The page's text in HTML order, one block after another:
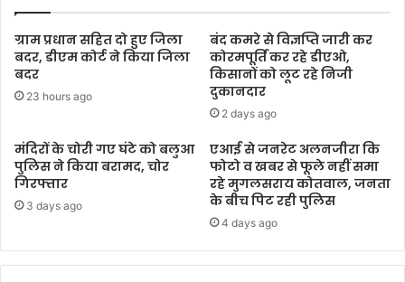
ग्राम प्रधान सहित दो हुए जिला
बदर, डीएम कोर्ट ने किया जिला
बदर
23 hours ago
बंद कमरे से विज्ञप्ति जारी कर
कोरमपूर्ति कर रहे डीएओ,
किसानों को लूट रहे निजी
दुकानदार
2 days ago
मंदिरों के चोरी गए घंटे को बलुआ
पुलिस ने किया बरामद, चोर
गिरफ्तार
3 days ago
एआई से जनरेट अलनजीरा कि
फोटो व खबर से फूले नहीं समा
रहे मुगलसराय कोतवाल, जनता
के बीच पिट रही पुलिस
4 days ago